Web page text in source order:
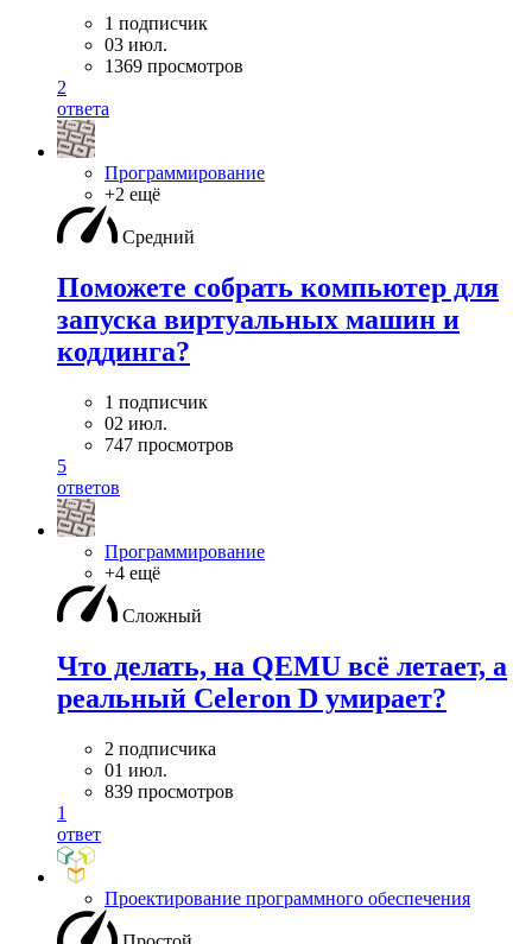
1 подписчик
03 июл.
1369 просмотров
2
ответа
Программирование
+2 ещё
Средний
Поможете собрать компьютер для
запуска виртуальных машин и
коддинга?
1 подписчик
02 июл.
747 просмотров
5
ответов
Программирование
+4 ещё
Сложный
Что делать, на QEMU всё летает, а
реальный Celeron D умирает?
2 подписчика
01 июл.
839 просмотров
1
ответ
Проектирование программного обеспечения